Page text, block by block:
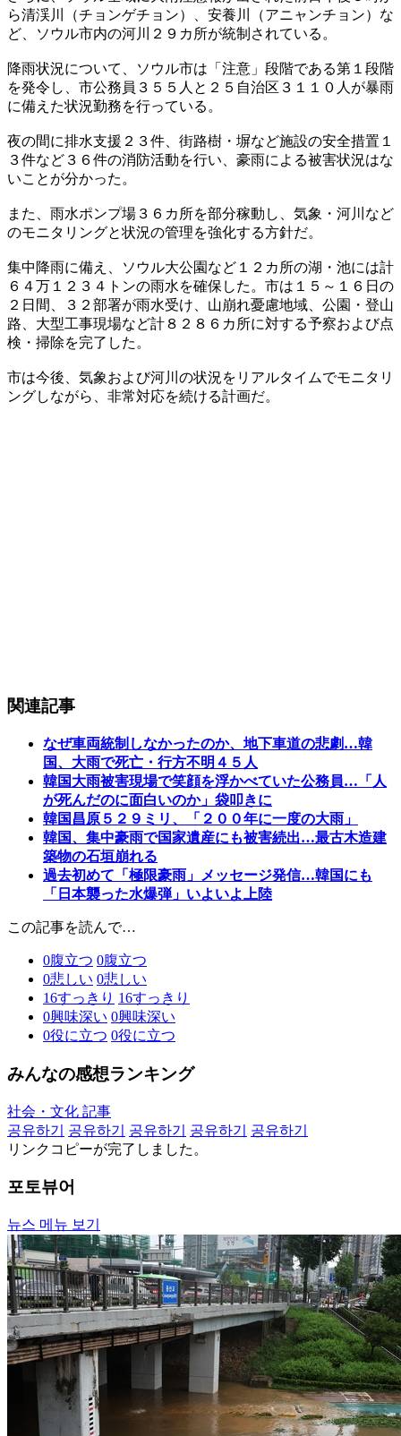
ら清渓川（チョンゲチョン）、安養川（アニャンチョン）な
ど、ソウル市内の河川２９カ所が統制されている。
降雨状況について、ソウル市は「注意」段階である第１段階
を発令し、市公務員３５５人と２５自治区３１１０人が暴雨
に備えた状況勤務を行っている。
夜の間に排水支援２３件、街路樹・塀など施設の安全措置１
３件など３６件の消防活動を行い、豪雨による被害状況はな
いことが分かった。
また、雨水ポンプ場３６カ所を部分稼動し、気象・河川など
のモニタリングと状況の管理を強化する方針だ。
集中降雨に備え、ソウル大公園など１２カ所の湖・池には計
６４万１２３４トンの雨水を確保した。市は１５～１６日の
２日間、３２部署が雨水受け、山崩れ憂慮地域、公園・登山
路、大型工事現場など計８２８６カ所に対する予察および点
検・掃除を完了した。
市は今後、気象および河川の状況をリアルタイムでモニタリ
ングしながら、非常対応を続ける計画だ。
関連記事
なぜ車両統制しなかったのか、地下車道の悲劇…韓
国、大雨で死亡・行方不明４５人
韓国大雨被害現場で笑顔を浮かべていた公務員…「人
が死んだのに面白いのか」袋叩きに
韓国昌原５２９ミリ、「２００年に一度の大雨」
韓国、集中豪雨で国家遺産にも被害続出…最古木造建
築物の石垣崩れる
過去初めて「極限豪雨」メッセージ発信…韓国にも
「日本襲った水爆弾」いよいよ上陸
この記事を読んで…
0腹立つ 0腹立つ
0悲しい 0悲しい
16すっきり 16すっきり
0興味深い 0興味深い
0役に立つ 0役に立つ
みんなの感想ランキング
社会・文化 記事
공유하기
공유하기 공유하기 공유하기
공유하기
リンクコピーが完了しました。
포토뷰어
뉴스 메뉴 보기